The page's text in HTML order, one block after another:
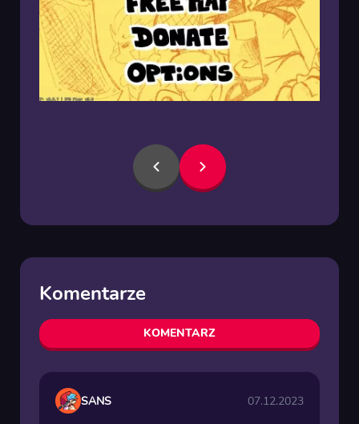
Komentarze
KOMENTARZ
SANS 07.12.2023